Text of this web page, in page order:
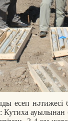
есеп